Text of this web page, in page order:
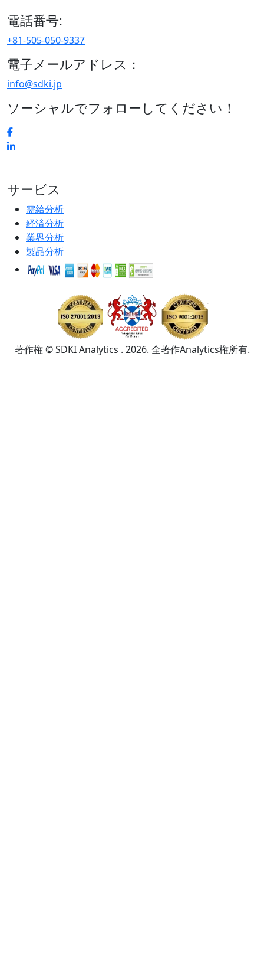
電話番号:
+81-505-050-9337
電子メールアドレス：
info@sdki.jp
ソーシャルでフォローしてください！
サービス
需給分析
経済分析
業界分析
製品分析
著作権 © SDKI Analytics . 2026. 全著作Analytics権所有.